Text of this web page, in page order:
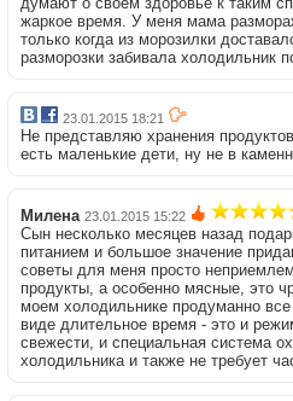
жаркое время. У меня мама
только когда из морозилки
разморозки забивала холодильник
23.01.2015 18:21
Не представляю хранения
есть маленькие дети, ну не в
Милена 23.01.2015 15:22
Сын несколько месяцев назад
питанием и большое значение
советы для меня просто
продукты, а особенно мясные, это
моем холодильнике продуманно
виде длительное время - это и
свежести, и специальная система
холодильника и также не требует